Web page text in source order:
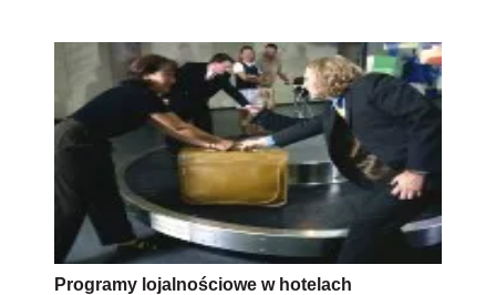
Programy lojalnościowe w hotelach